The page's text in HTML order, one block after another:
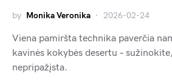
by Monika Veronika 2026-02-24
Viena pamiršta technika paverčia
kavinės kokybės desertu –
nepripažįsta.